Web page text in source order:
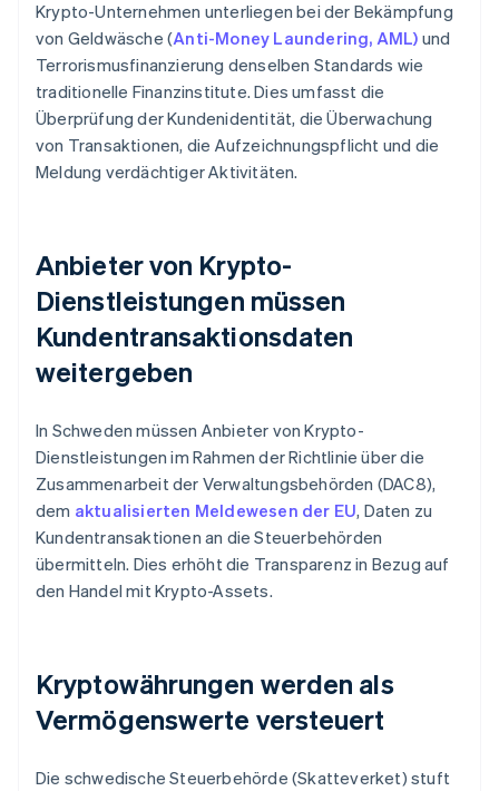
Krypto-Unternehmen unterliegen bei der Bekämpfung
von Geldwäsche (Anti-Money Laundering, AML) und
Terrorismusfinanzierung denselben Standards wie
traditionelle Finanzinstitute. Dies umfasst die
Überprüfung der Kundenidentität, die Überwachung
von Transaktionen, die Aufzeichnungspflicht und die
Meldung verdächtiger Aktivitäten.
Anbieter von Krypto-
Dienstleistungen müssen
Kundentransaktionsdaten
weitergeben
In Schweden müssen Anbieter von Krypto-
Dienstleistungen im Rahmen der Richtlinie über die
Zusammenarbeit der Verwaltungsbehörden (DAC8),
dem aktualisierten Meldewesen der EU, Daten zu
Kundentransaktionen an die Steuerbehörden
übermitteln. Dies erhöht die Transparenz in Bezug auf
den Handel mit Krypto-Assets.
Kryptowährungen werden als
Vermögenswerte versteuert
Die schwedische Steuerbehörde (Skatteverket) stuft